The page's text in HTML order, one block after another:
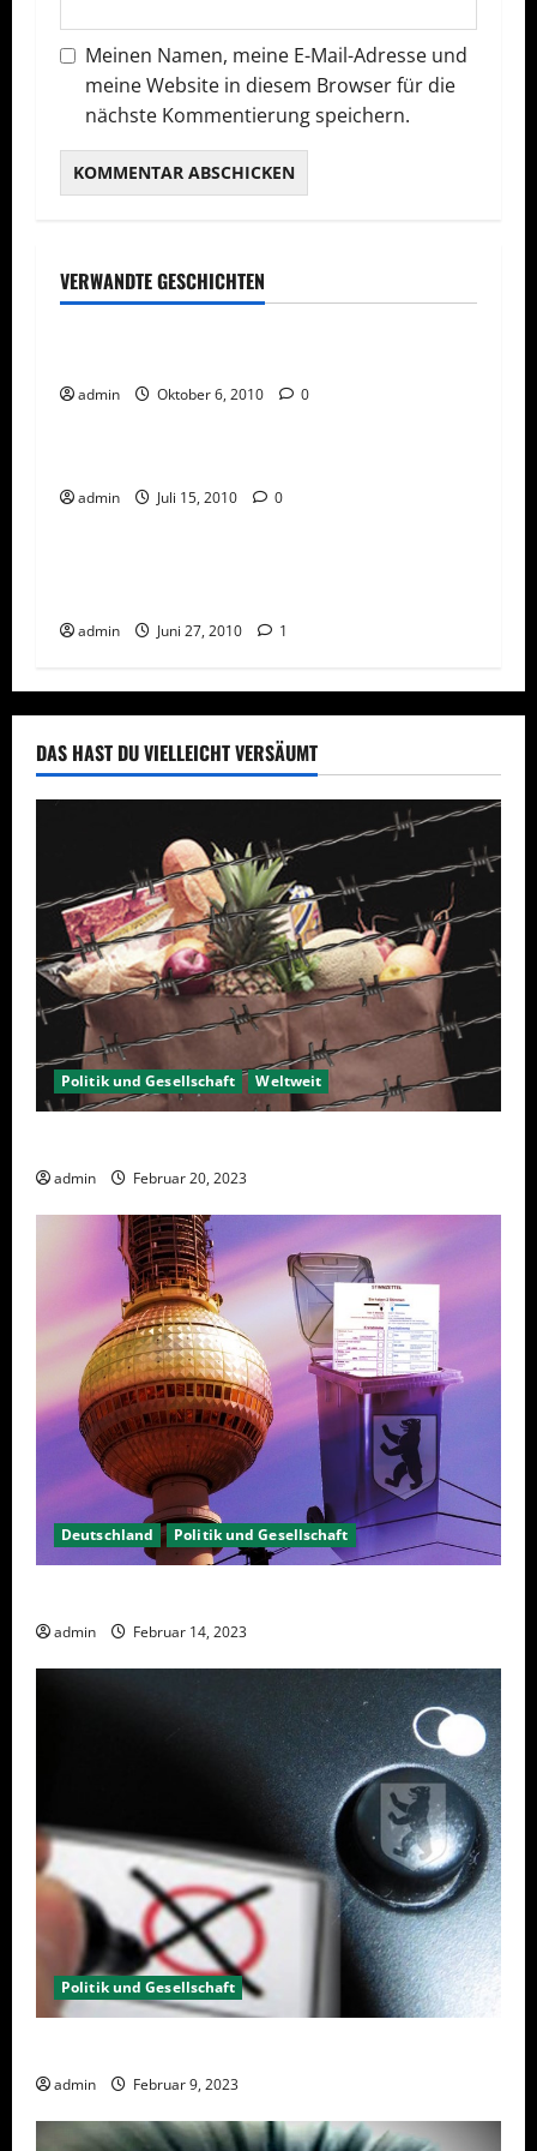
Meinen Namen, meine E-Mail-Adresse und
meine Website in diesem Browser für die
nächste Kommentierung speichern.
VERWANDTE GESCHICHTEN
Allgemeines
admin Oktober 6, 2010 0
Network Marketing Social Media
admin Juli 15, 2010 0
Network Marketing
admin Juni 27, 2010 1
DAS HAST DU VIELLEICHT VERSÄUMT
Politik und Gesellschaft Weltweit
admin Februar 20, 2023
Deutschland Politik und Gesellschaft
admin Februar 14, 2023
Politik und Gesellschaft
admin Februar 9, 2023